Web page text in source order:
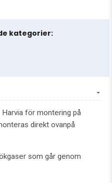
kategorier:
för montering på
direkt ovanpå
som går genom